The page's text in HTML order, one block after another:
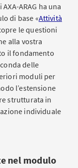
ARAG ha una
di base «Attività
le questioni
alla vostra
il fondamento
delle
moduli per
l’estensione
strutturata in
individuale
nel modulo